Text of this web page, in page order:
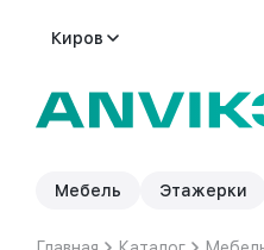
Киров
Мебель Этажерки